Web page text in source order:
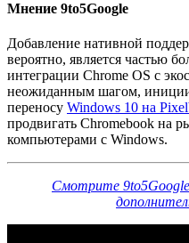
Мнение 9to5Google
Добавление нативной
вероятно, является частью
интеграции Chrome OS с
неожиданным шагом,
переносу Windows 10 на
продвигать Chromebook на
компьютерами с Windows.
Смотрите 9to5Google